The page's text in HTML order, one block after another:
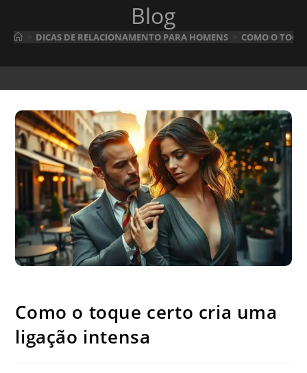
Blog
DICAS DE RELACIONAMENTO PARA HOMENS COMO O
Como o toque certo cria uma
ligação intensa